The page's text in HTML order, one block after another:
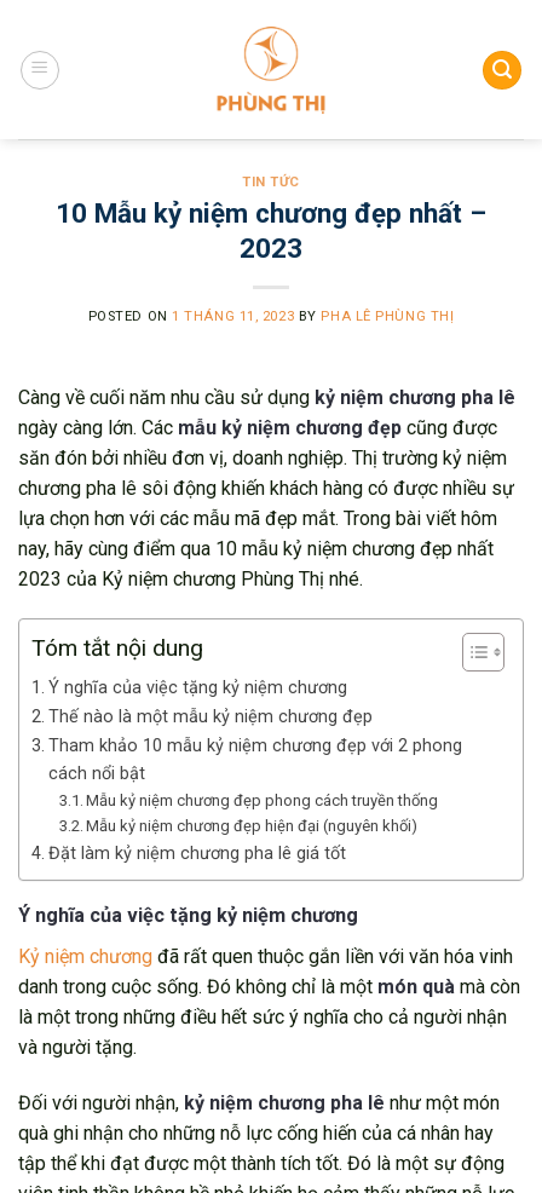
content
TIN TỨC
10 Mẫu kỷ niệm chương đẹp nhất –
2023
POSTED ON 1 THÁNG 11, 2023 BY PHA LÊ PHÙNG THỊ
Càng về cuối năm nhu cầu sử dụng kỷ niệm chương pha lê
ngày càng lớn. Các mẫu kỷ niệm chương đẹp cũng được
săn đón bởi nhiều đơn vị, doanh nghiệp. Thị trường kỷ niệm
chương pha lê sôi động khiến khách hàng có được nhiều sự
lựa chọn hơn với các mẫu mã đẹp mắt. Trong bài viết hôm
nay, hãy cùng điểm qua 10 mẫu kỷ niệm chương đẹp nhất
2023 của Kỷ niệm chương Phùng Thị nhé.
Tóm tắt nội dung
Ý nghĩa của việc tặng kỷ niệm chương
Thế nào là một mẫu kỷ niệm chương đẹp
Tham khảo 10 mẫu kỷ niệm chương đẹp với 2 phong
cách nổi bật
Mẫu kỷ niệm chương đẹp phong cách truyền thống
Mẫu kỷ niệm chương đẹp hiện đại (nguyên khối)
Đặt làm kỷ niệm chương pha lê giá tốt
Ý nghĩa của việc tặng kỷ niệm chương
Kỷ niệm chương đã rất quen thuộc gắn liền với văn hóa vinh
danh trong cuộc sống. Đó không chỉ là một món quà mà còn
là một trong những điều hết sức ý nghĩa cho cả người nhận
và người tặng.
Đối với người nhận, kỷ niệm chương pha lê như một món
quà ghi nhận cho những nỗ lực cống hiến của cá nhân hay
tập thể khi đạt được một thành tích tốt. Đó là một sự động